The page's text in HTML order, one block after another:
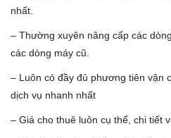
nhất.
– Thường xuyên nâng cấp các
các dòng máy cũ.
– Luôn có đầy đủ phương tiên vận
dịch vụ nhanh nhất
– Giá cho thuê luôn cụ thể, chi tiết